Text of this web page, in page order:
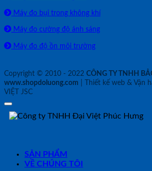
Máy đo bụi trong không khí
Máy đo cường độ ánh sáng
Máy đo độ ồn môi trường
Copyright © 2010 - 2022 CÔNG TY TNHH
www.shopdoluong.com | Thiết kế web & Vận
VIỆT JSC
SẢN PHẨM
VỀ CHÚNG TÔI